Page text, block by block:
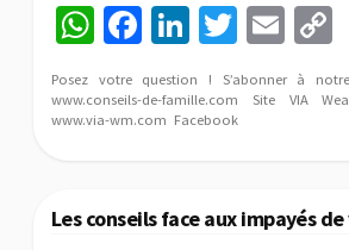
W
at
sA
p
Fa
ce
b
o
k
Li
n
ke
dI
T
wi
tt
er
E
m
ai
o
Posez votre question ! S’abonner à
www.conseils-de-famille.com Site VIA
www.via-wm.com Facebook
Les conseils face aux impayés